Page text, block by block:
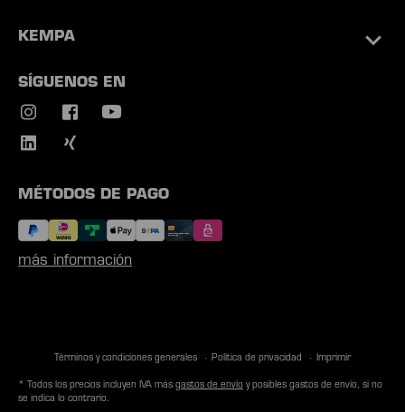
KEMPA
SÍGUENOS EN
MÉTODOS DE PAGO
más información
Términos y condiciones generales Política de privacidad Imprimir
* Todos los precios incluyen IVA más gastos de envío y posibles gastos de envío, si no
se indica lo contrario.